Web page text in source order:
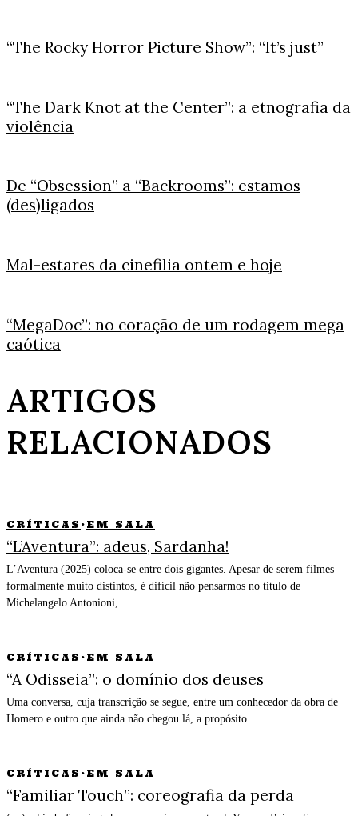
“The Rocky Horror Picture Show”: “It’s just”
“The Dark Knot at the Center”: a etnografia da
violência
De “Obsession” a “Backrooms”: estamos
(des)ligados
Mal-estares da cinefilia ontem e hoje
“MegaDoc”: no coração de um rodagem mega
caótica
ARTIGOS
RELACIONADOS
CRÍTICAS · EM SALA
“L’Aventura”: adeus, Sardanha!
L’Aventura (2025) coloca-se entre dois gigantes. Apesar de serem filmes
formalmente muito distintos, é difícil não pensarmos no título de
Michelangelo Antonioni,…
CRÍTICAS · EM SALA
“A Odisseia”: o domínio dos deuses
Uma conversa, cuja transcrição se segue, entre um conhecedor da obra de
Homero e outro que ainda não chegou lá, a propósito…
CRÍTICAS · EM SALA
“Familiar Touch”: coreografia da perda